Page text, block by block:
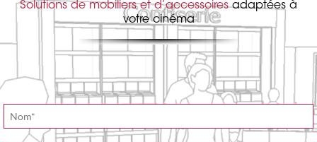
Solutions de mobiliers et d’accessoiresadaptées à
votre cinéma